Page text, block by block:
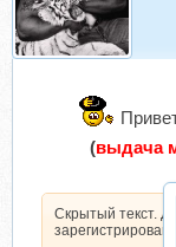
(выдача
Скрытый текст.